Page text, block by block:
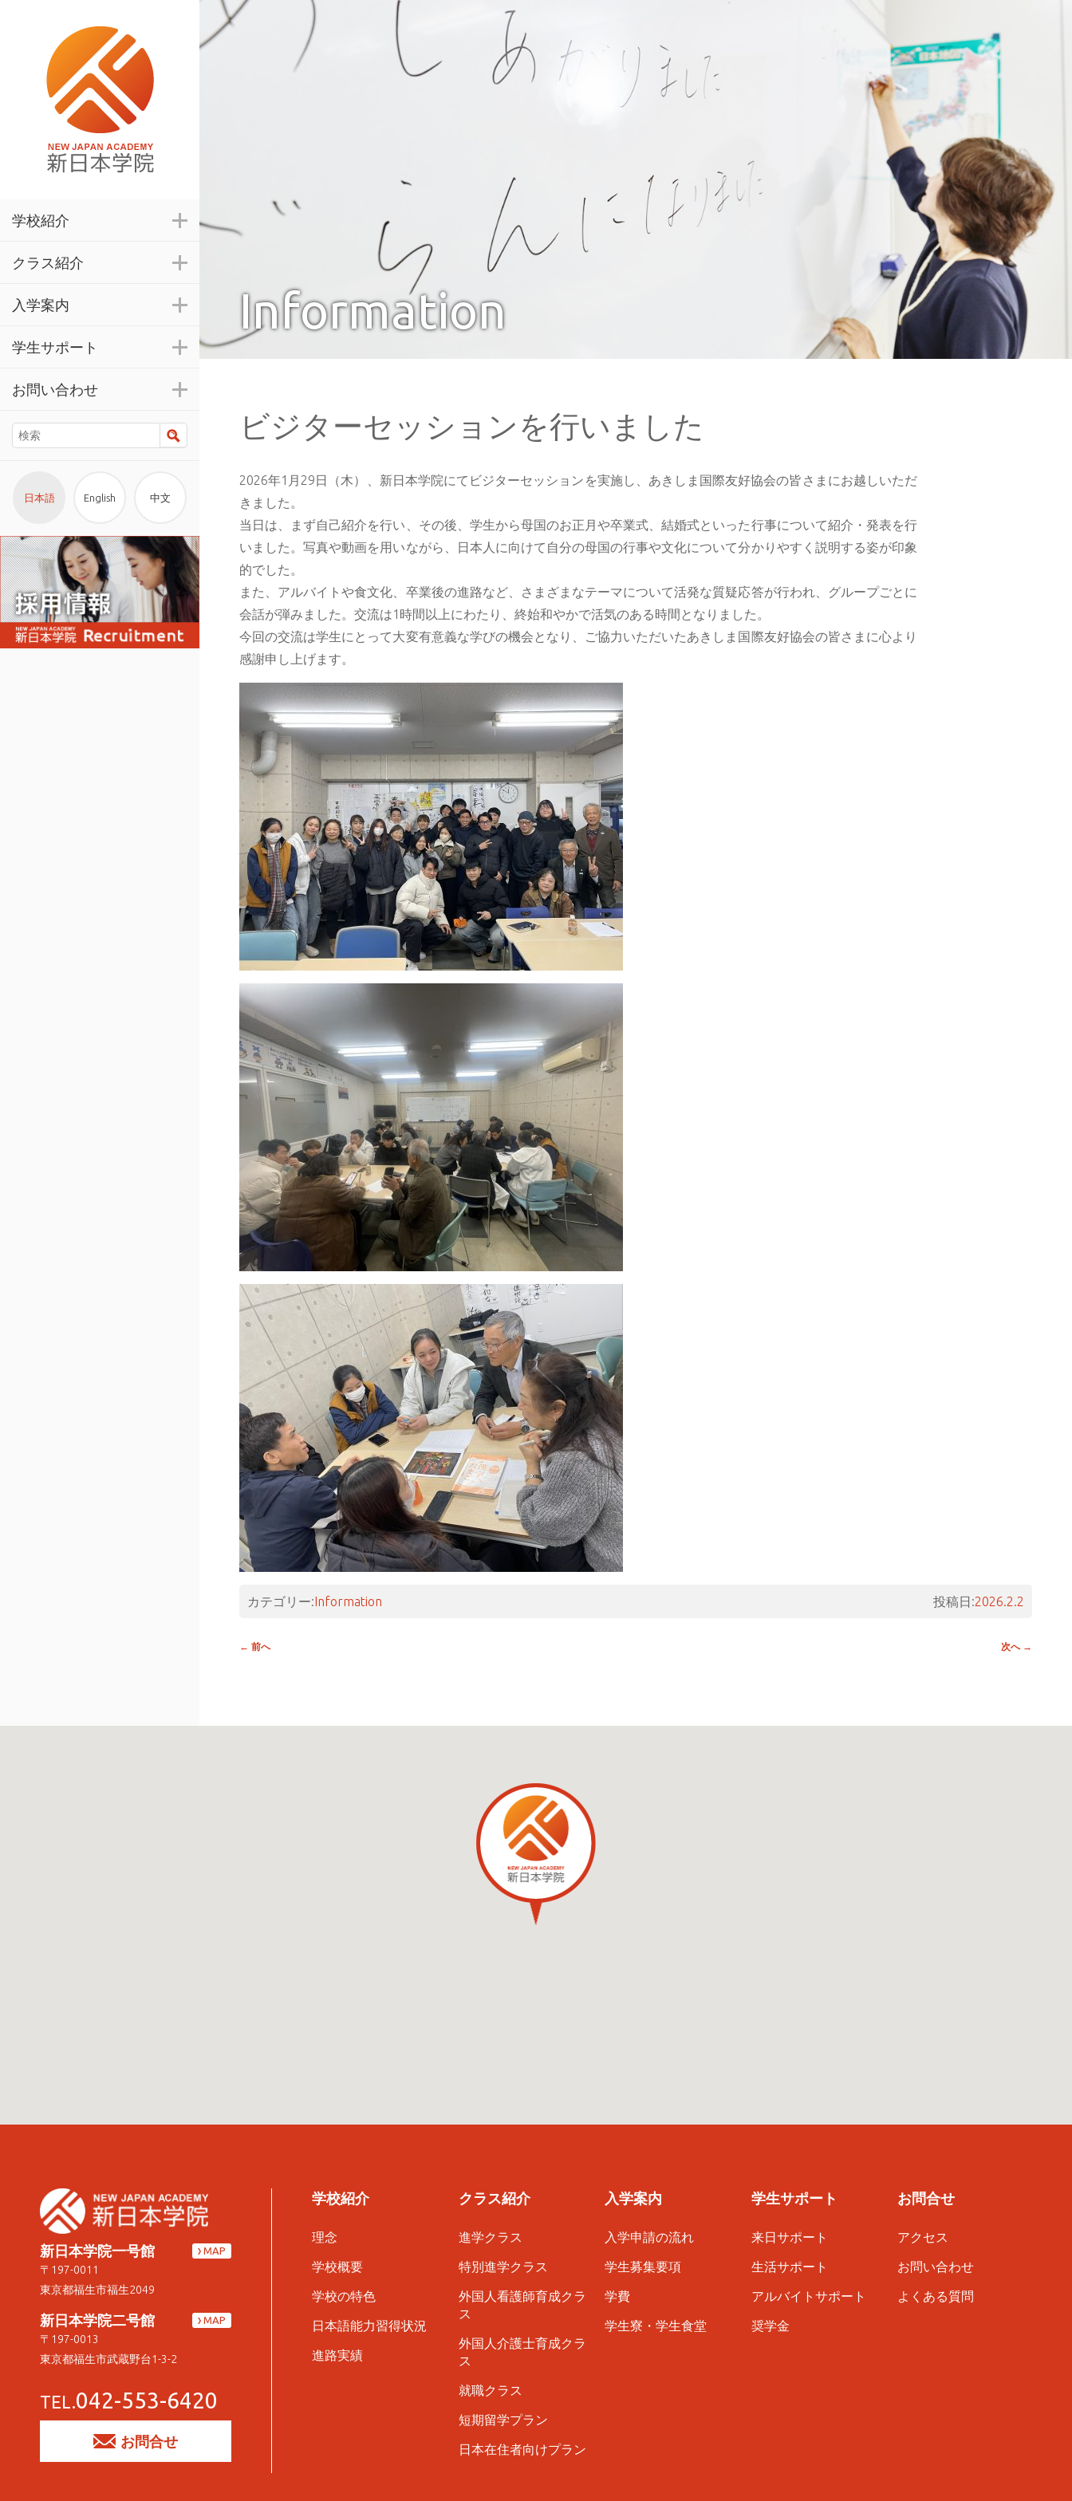
学校紹介
クラス紹介
入学案内
学生サポート
お問い合わせ
検索
日本語 English 中文
Information
ビジターセッションを行いました
2026年1月29日（木）、新日本学院にてビジターセッションを実施し、あきしま国際友好協会の皆さまにお越しいただ
きました。
当日は、まず自己紹介を行い、その後、学生から母国のお正月や卒業式、結婚式といった行事について紹介・発表を行
いました。写真や動画を用いながら、日本人に向けて自分の母国の行事や文化について分かりやすく説明する姿が印象
的でした。
また、アルバイトや食文化、卒業後の進路など、さまざまなテーマについて活発な質疑応答が行われ、グループごとに
会話が弾みました。交流は1時間以上にわたり、終始和やかで活気のある時間となりました。
今回の交流は学生にとって大変有意義な学びの機会となり、ご協力いただいたあきしま国際友好協会の皆さまに心より
感謝申し上げます。
カテゴリー:Information 投稿日:2026.2.2
投稿ナビゲーション
← 前へ 次へ →
新日本学院一号館 MAP
〒197-0011
東京都福生市福生2049
新日本学院二号館 MAP
〒197-0013
東京都福生市武蔵野台1-3-2
TEL.042-553-6420
お問合せ
学校紹介
理念
学校概要
学校の特色
日本語能力習得状況
進路実績
クラス紹介
進学クラス
特別進学クラス
外国人看護師育成クラ
ス
外国人介護士育成クラ
ス
就職クラス
短期留学プラン
日本在住者向けプラン
入学案内
入学申請の流れ
学生募集要項
学費
学生寮・学生食堂
学生サポート
来日サポート
生活サポート
アルバイトサポート
奨学金
お問合せ
アクセス
お問い合わせ
よくある質問